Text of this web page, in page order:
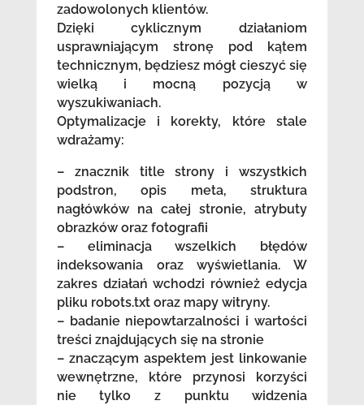
zadowolonych klientów.
Dzięki cyklicznym działaniom
usprawniającym stronę pod kątem
technicznym, będziesz mógł cieszyć się
wielką i mocną pozycją w
wyszukiwaniach.
Optymalizacje i korekty, które stale
wdrażamy:
– znacznik title strony i wszystkich
podstron, opis meta, struktura
nagłówków na całej stronie, atrybuty
obrazków oraz fotografii
– eliminacja wszelkich błędów
indeksowania oraz wyświetlania. W
zakres działań wchodzi również edycja
pliku robots.txt oraz mapy witryny.
– badanie niepowtarzalności i wartości
treści znajdujących się na stronie
– znaczącym aspektem jest linkowanie
wewnętrzne, które przynosi korzyści
nie tylko z punktu widzenia